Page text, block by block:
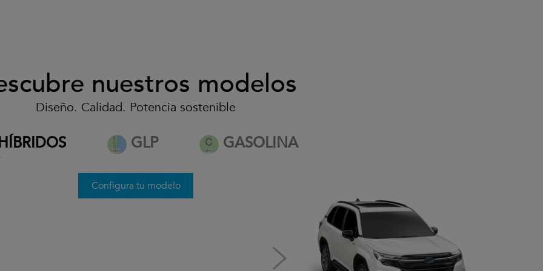
nuestros modelos
Diseño. Calidad. Potencia sostenible
GLP GASOLINA
desde 32.500€*
Ver condiciones
Configura tu modelo